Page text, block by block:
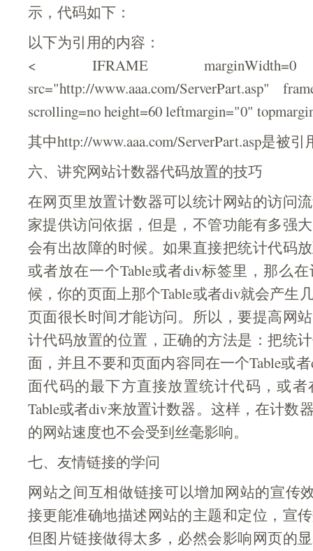
示，代码如下：
以下为引用的内容：
< IFRAME marginWidth=0
src="http://www.aaa.com/ServerPart.asp"
scrolling=no height=60 leftmargin="0"
其中http://www.aaa.com/ServerPart.asp是被
六、讲究网站计数器代码放置的技巧
在网页里放置计数器可以统计网站的访问
家提供访问依据，但是，不管功能有多强
会有出故障的时候。如果直接把统计代码
或者放在一个Table或者div标签里，那么
候，你的页面上那个Table或者div就会产生
页面很长时间才能访问。所以，要提高网
计代码放置的位置，正确的方法是：把统
面，并且不要和页面内容同在一个Table或
面代码的最下方直接放置统计代码，或
Table或者div来放置计数器。这样，在计数
的网站速度也不会受到丝毫影响。
七、友情链接的学问
网站之间互相做链接可以增加网站的宣传
接更能准确地描述网站的主题和定位，宣
但图片链接做得太多，必然会影响网页的